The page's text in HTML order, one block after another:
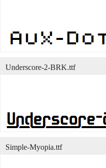
Underscore-2-BRK.ttf
Simple-Myopia.ttf